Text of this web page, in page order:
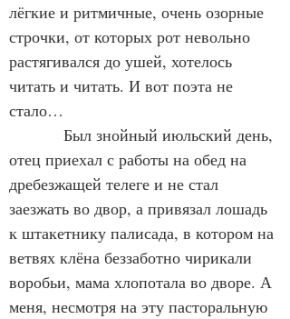
лёгкие и ритмичные, очень озорные
строчки, от которых рот невольно
растягивался до ушей, хотелось
читать и читать. И вот поэта не
стало…
отец приехал с работы на обед на
дребезжащей телеге и не стал
заезжать во двор, а привязал лошадь
к штакетнику палисада, в котором на
ветвях клёна беззаботно чирикали
воробьи, мама хлопотала во дворе. А
меня, несмотря на эту пасторальную